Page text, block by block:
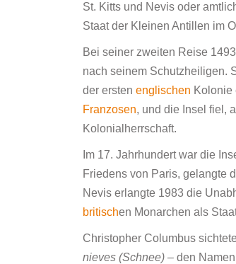
St. Kitts und Nevis oder
Staat der Kleinen Antillen im
Bei seiner zweiten Reise
nach seinem Schutzheiligen.
der ersten englischen Kolonie
Franzosen, und die Insel fiel,
Kolonialherrschaft.
Im 17. Jahrhundert war die
Friedens von Paris, gelangte
Nevis erlangte 1983 die
britischen Monarchen als
Christopher Columbus
nieves (Schnee) – den